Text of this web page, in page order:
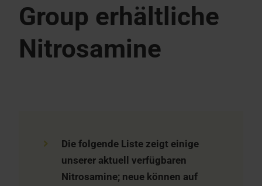
Group erhältliche
Nitrosamine
Die folgende Liste zeigt einige
unserer aktuell verfügbaren
Nitrosamine; neue können auf